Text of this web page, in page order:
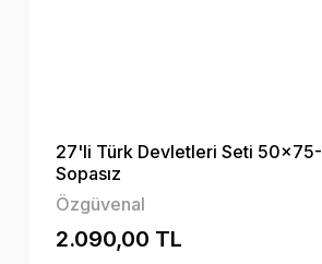
27'li Türk Devletleri Seti 50x75-
Sopasız
Özgüvenal
2.090,00 TL